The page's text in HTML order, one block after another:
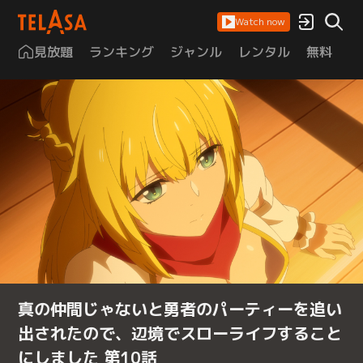
Watch now
見放題 ランキング ジャンル レンタル 無料
真の仲間じゃないと勇者のパーティーを追い
出されたので、辺境でスローライフすること
にしました 第10話